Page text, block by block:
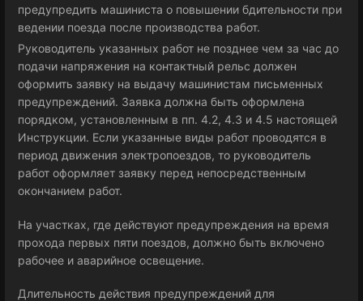
предупредить машиниста о повышении бдительности при
ведении поезда после производства работ.
Руководитель указанных работ не позднее чем за час до
подачи напряжения на контактный рельс должен
оформить заявку на выдачу машинистам письменных
предупреждений. Заявка должна быть оформлена
порядком, установленным в пп. 4.2, 4.3 и 4.5 настоящей
Инструкции. Если указанные виды работ проводятся в
период движения электропоездов, то руководитель
работ оформляет заявку перед непосредственным
окончанием работ.
На участках, где действуют предупреждения на время
прохода первых пяти поездов, должно быть включено
рабочее и аварийное освещение.
Длительность действия предупреждений для